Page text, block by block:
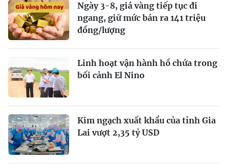
Ngày 3-8, giá vàng tiếp tục đi
ngang, giữ mức bán ra 141 triệu
đồng/lượng
Linh hoạt vận hành hồ chứa trong
bối cảnh El Nino
Kim ngạch xuất khẩu của tỉnh Gia
Lai vượt 2,35 tỷ USD